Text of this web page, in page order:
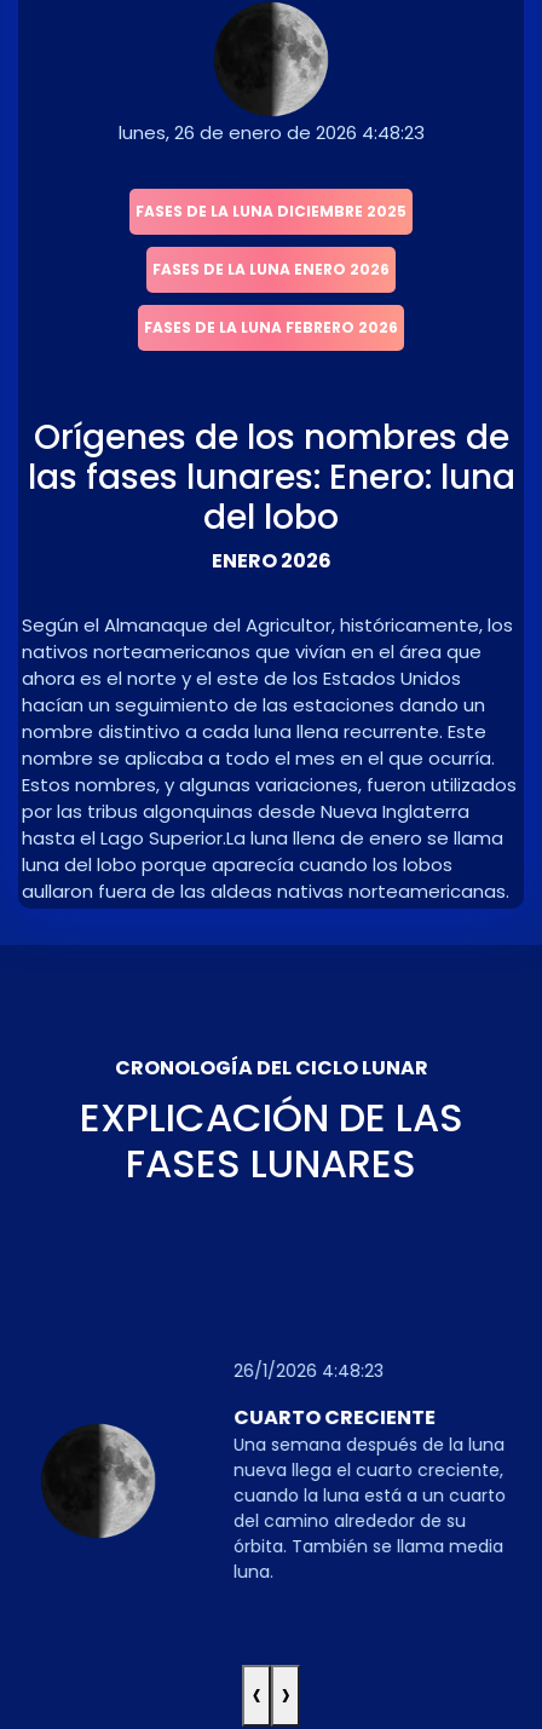
lunes, 26 de enero de 2026 4:48:23
FASES DE LA LUNA DICIEMBRE 2025
FASES DE LA LUNA ENERO 2026
FASES DE LA LUNA FEBRERO 2026
Orígenes de los nombres de
las fases lunares: Enero: luna
del lobo
ENERO 2026
Según el Almanaque del Agricultor, históricamente, los
nativos norteamericanos que vivían en el área que
ahora es el norte y el este de los Estados Unidos
hacían un seguimiento de las estaciones dando un
nombre distintivo a cada luna llena recurrente. Este
nombre se aplicaba a todo el mes en el que ocurría.
Estos nombres, y algunas variaciones, fueron utilizados
por las tribus algonquinas desde Nueva Inglaterra
hasta el Lago Superior.La luna llena de enero se llama
luna del lobo porque aparecía cuando los lobos
aullaron fuera de las aldeas nativas norteamericanas.
CRONOLOGÍA DEL CICLO LUNAR
EXPLICACIÓN DE LAS
FASES LUNARES
26/1/2026 4:48:23
CUARTO CRECIENTE
Una semana después de la luna
nueva llega el cuarto creciente,
cuando la luna está a un cuarto
del camino alrededor de su
órbita. También se llama media
luna.
‹ ›